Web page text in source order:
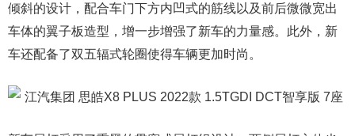
倾斜的设计，配合车门下方内凹式的筋线以及前后微微宽出
车体的翼子板造型，增一步增强了新车的力量感。此外，新
车还配备了双五辐式轮圈使得车辆更加时尚。